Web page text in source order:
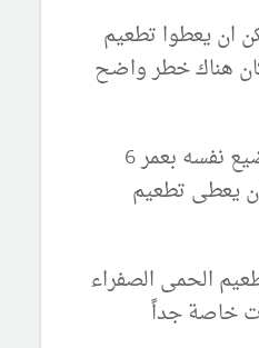
ان يعطوا تطعيم
هناك خطر واضح
خاصة ان الطفل الرضيع نفسه بعمر 6
يعطى تطعيم
الحمى الصفراء
خاصة جداً